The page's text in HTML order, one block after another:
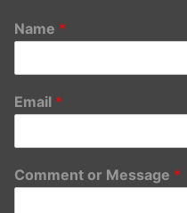
Name *
Email *
Comment or Message *